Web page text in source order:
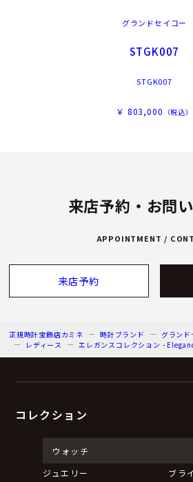
グランドセイコー
STGK007
STGK007
￥ 803,000 （税込）
来店予約・お問
APPOINTMENT /
来店予約
正規時計宝飾店カミネ 時計ブランド
グランド
レディース
エレガンスコレクション -
コレクション
ウォッチ
ジュエリー
ブラ